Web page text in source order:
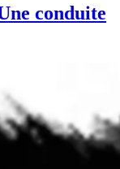
conduite